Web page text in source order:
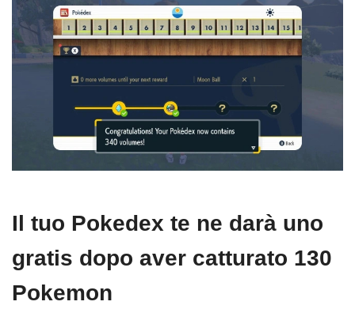
Il tuo Pokedex te ne darà uno
gratis dopo aver catturato 130
Pokemon